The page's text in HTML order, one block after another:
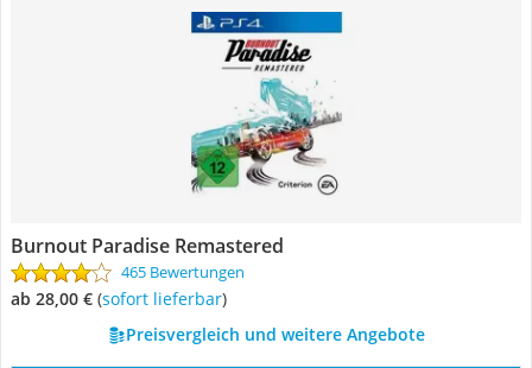
Burnout Paradise Remastered
465 Bewertungen
ab 28,00 € ( Sofort lieferbar)
Preisvergleich und weitere Angebote